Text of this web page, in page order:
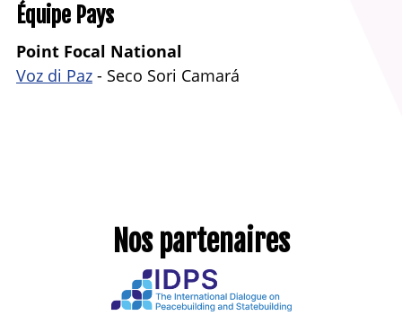
Équipe Pays
Point Focal National
Voz di Paz - Seco Sori Camará
Nos partenaires